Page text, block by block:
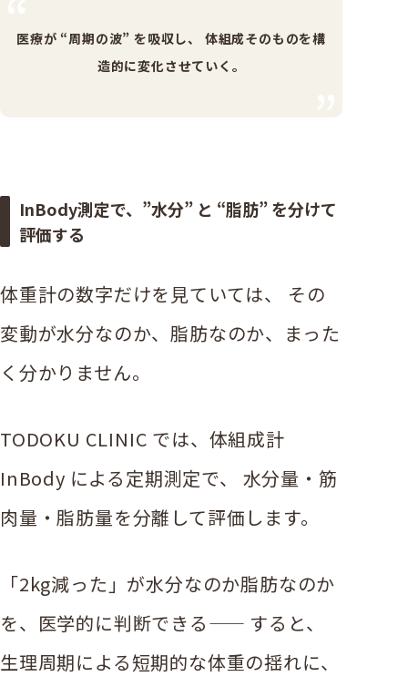
医療が “周期の波” を吸収し、
体組成そのものを構
造的に変化させていく。
InBody測定で、”水分” と “脂肪” を分けて
評価する
体重計の数字だけを見ていては、 その
変動が水分なのか、脂肪なのか、まった
く分かりません。
TODOKU CLINIC では、体組成計
InBody による定期測定で、 水分量・筋
肉量・脂肪量を分離して評価します。
「2kg減った」が水分なのか脂肪なのか
を、医学的に判断できる—— すると、
生理周期による短期的な体重の揺れに、